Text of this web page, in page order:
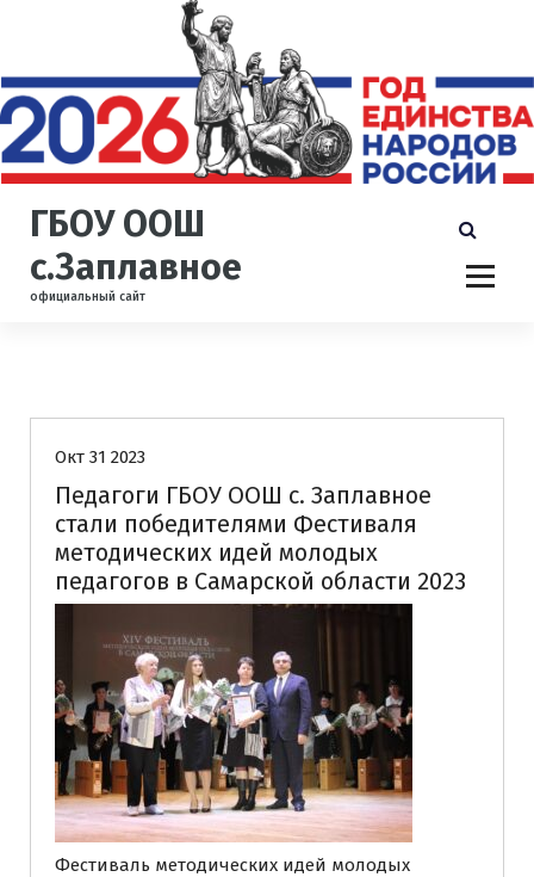
е
й
т
и
ГБОУ ООШ
с.Заплавное
официальный сайт
Окт 31 2023
Педагоги ГБОУ ООШ с. Заплавное
стали победителями Фестиваля
методических идей молодых
педагогов в Самарской области 2023
Фестиваль методических идей молодых